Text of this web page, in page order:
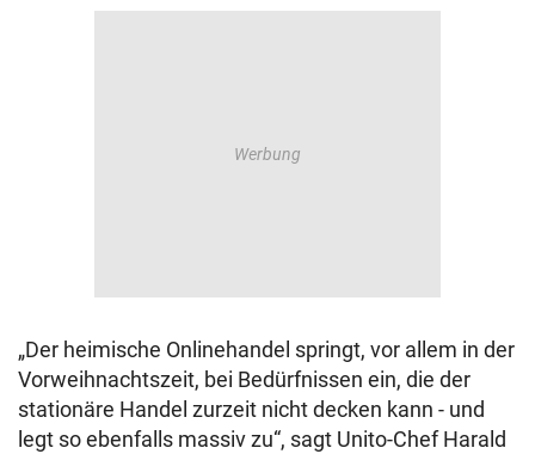
„Der heimische Onlinehandel springt, vor allem in der
Vorweihnachtszeit, bei Bedürfnissen ein, die der
stationäre Handel zurzeit nicht decken kann - und
legt so ebenfalls massiv zu“, sagt Unito-Chef Harald